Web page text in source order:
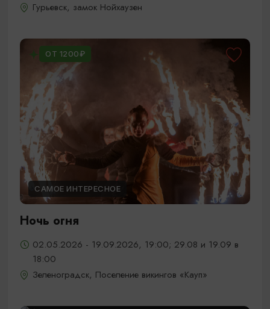
Гурьевск, замок Нойхаузен
ОТ 1200₽
САМОЕ ИНТЕРЕСНОЕ
Ночь огня
02.05.2026 - 19.09.2026, 19:00; 29.08 и 19.09 в
18:00
Зеленоградск, Поселение викингов «Кауп»